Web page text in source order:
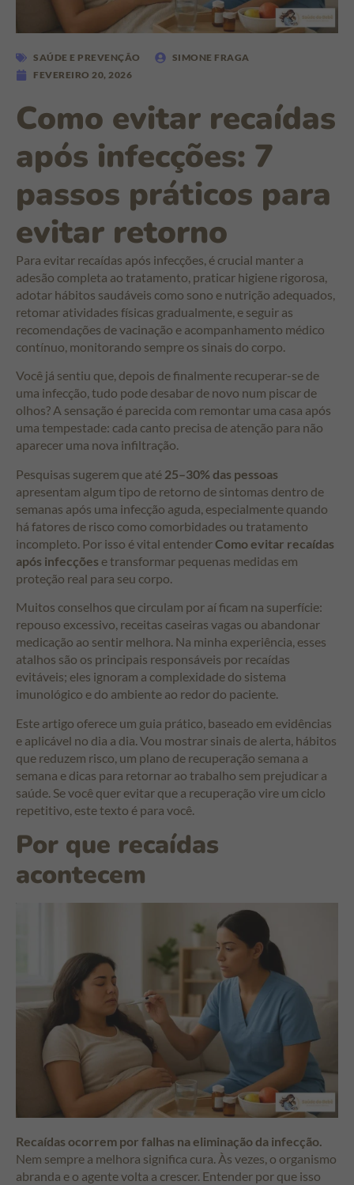
SAÚDE E PREVENÇÃO
SIMONE FRAGA
FEVEREIRO 20, 2026
Como evitar recaídas
após infecções: 7
passos práticos para
evitar retorno
Para evitar recaídas após infecções, é crucial manter a
adesão completa ao tratamento, praticar higiene rigorosa,
adotar hábitos saudáveis como sono e nutrição adequados,
retomar atividades físicas gradualmente, e seguir as
recomendações de vacinação e acompanhamento médico
contínuo, monitorando sempre os sinais do corpo.
Você já sentiu que, depois de finalmente recuperar-se de
uma infecção, tudo pode desabar de novo num piscar de
olhos? A sensação é parecida com remontar uma casa após
uma tempestade: cada canto precisa de atenção para não
aparecer uma nova infiltração.
Pesquisas sugerem que até 25–30% das pessoas
apresentam algum tipo de retorno de sintomas dentro de
semanas após uma infecção aguda, especialmente quando
há fatores de risco como comorbidades ou tratamento
incompleto. Por isso é vital entenderComo evitar recaídas
após infecções e transformar pequenas medidas em
proteção real para seu corpo.
Muitos conselhos que circulam por aí ficam na superfície:
repouso excessivo, receitas caseiras vagas ou abandonar
medicação ao sentir melhora. Na minha experiência, esses
atalhos são os principais responsáveis por recaídas
evitáveis; eles ignoram a complexidade do sistema
imunológico e do ambiente ao redor do paciente.
Este artigo oferece um guia prático, baseado em evidências
e aplicável no dia a dia. Vou mostrar sinais de alerta, hábitos
que reduzem risco, um plano de recuperação semana a
semana e dicas para retornar ao trabalho sem prejudicar a
saúde. Se você quer evitar que a recuperação vire um ciclo
repetitivo, este texto é para você.
Por que recaídas
acontecem
Recaídas ocorrem por falhas na eliminação da infecção.
Nem sempre a melhora significa cura. Às vezes, o organismo
abranda e o agente volta a crescer. Entender por que isso